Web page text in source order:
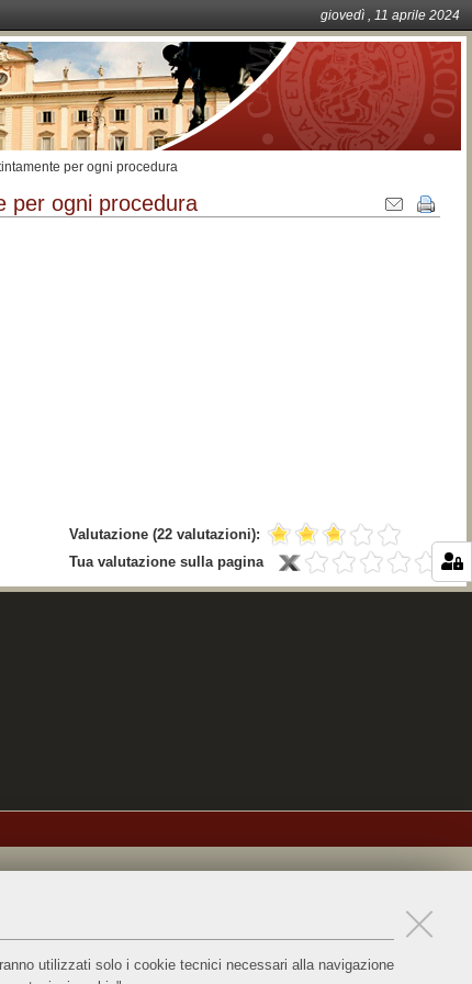
utilizzati solo i cookie tecnici necessari alla navigazione
giovedì , 11aprile 2024
per ogni procedura
Azioni
sul
per ogni procedura
Valutazione (22 valutazioni):
Tua valutazione sulla pagina